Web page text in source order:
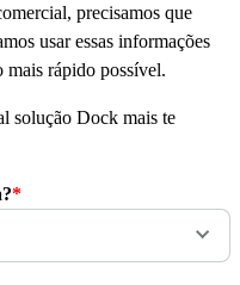
precisamos que
usar essas informações
mais rápido possível.
solução Dock mais te
*